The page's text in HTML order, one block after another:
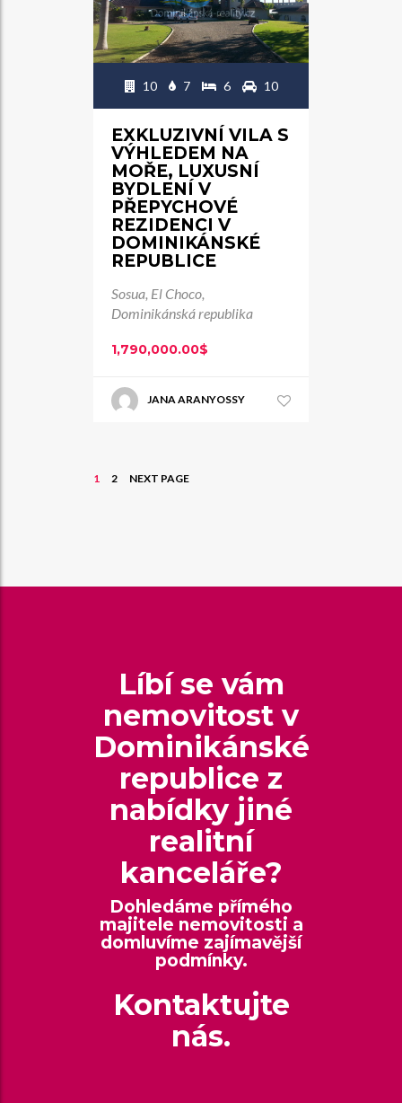
10 7 6 10
EXKLUZIVNÍ VILA S
VÝHLEDEM NA
MOŘE, LUXUSNÍ
BYDLENÍ V
PŘEPYCHOVÉ
REZIDENCI V
DOMINIKÁNSKÉ
REPUBLICE
Sosua, El Choco,
Dominikánská republika
1,790,000.00$
JANA ARANYOSSY
PAGE
1 PAGE
2 NEXT PAGE
Líbí se vám
nemovitost v
Dominikánské
republice z
nabídky jiné
realitní
kanceláře?
Dohledáme přímého
majitele nemovitosti a
domluvíme zajímavější
podmínky.
Kontaktujte
nás.